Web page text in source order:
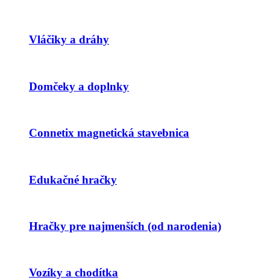
Vláčiky a dráhy
Domčeky a doplnky
Connetix magnetická stavebnica
Edukačné hračky
Hračky pre najmenších (od narodenia)
Vozíky a chodítka